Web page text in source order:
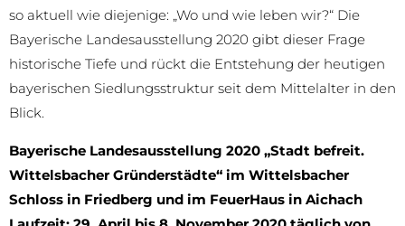
so aktuell wie diejenige: „Wo und wie leben wir?“ Die
Bayerische Landesausstellung 2020 gibt dieser Frage
historische Tiefe und rückt die Entstehung der heutigen
bayerischen Siedlungsstruktur seit dem Mittelalter in den
Blick.
Bayerische Landesausstellung 2020 „Stadt befreit.
Wittelsbacher Gründerstädte“ im Wittelsbacher
Schloss in Friedberg und im FeuerHaus in Aichach